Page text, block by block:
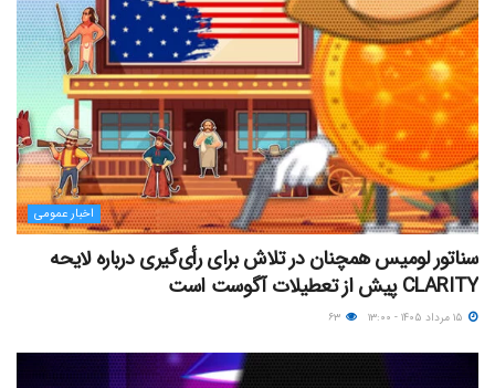
اخبار عمومی
سناتور لومیس همچنان در تلاش برای رأی‌گیری درباره لایحه
CLARITY پیش از تعطیلات آگوست است